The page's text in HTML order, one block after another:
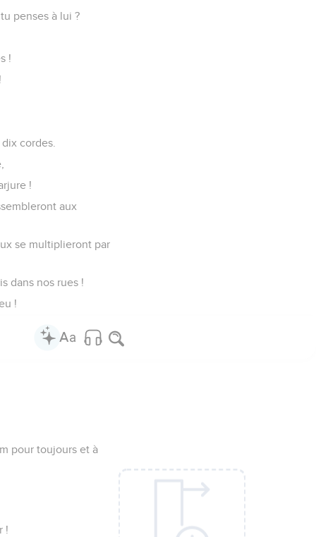
penses à lui ?
!
cordes.
!
aux
se multiplieront par
dans nos rues !
!
pour toujours et à
!